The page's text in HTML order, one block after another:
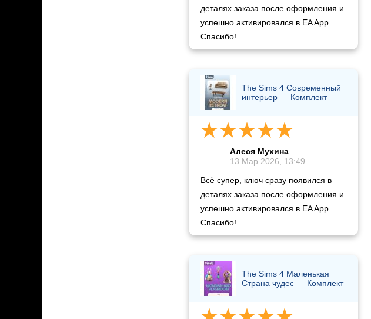
деталях заказа после оформления и
успешно активировался в EA App.
Спасибо!
The Sims 4 Современный
интерьер — Комплект
Алеся Мухина
13 Мар 2026, 13:49
Всё супер, ключ сразу появился в
деталях заказа после оформления и
успешно активировался в EA App.
Спасибо!
The Sims 4 Маленькая
Страна чудес — Комплект